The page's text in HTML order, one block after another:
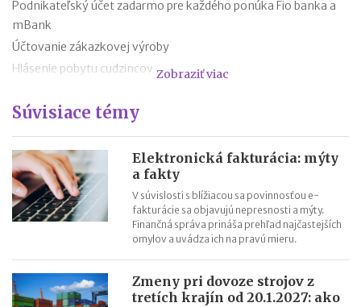
Podnikateľský účet zadarmo pre každého ponúka Fio banka a
mBank
Účtovanie zákazkovej výroby
Hlásenie pobytu cudzincov
Cestovné náhrady pri elektromobiloch
Odpisovanie elektromobilov a elektrobicyklov
Kontroly v oblasti registratúry
Registratúrny plán a registratúrny poriadok
Zobraziť viac
Súvisiace témy
Elektronická fakturácia: mýty
a fakty
V súvislosti s blížiacou sa povinnosťou e-
fakturácie sa objavujú nepresnosti a mýty.
Finančná správa prináša prehľad najčastejších
omylov a uvádza ich na pravú mieru.
Zmeny pri dovoze strojov z
tretích krajín od 20.1.2027: ako